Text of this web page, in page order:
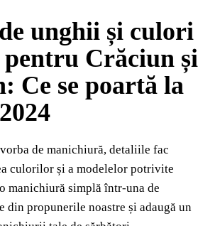
unghii și culori
pentru Crăciun și
Ce se poartă la
de manichiură, detaliile fac
culorilor și a modelelor potrivite
manichiură simplă într-una de
din propunerile noastre și adaugă un